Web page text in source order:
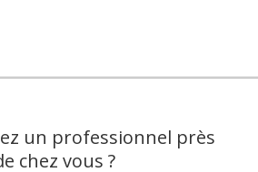
un professionnel près